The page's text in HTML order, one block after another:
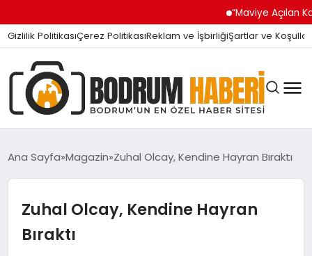
“Maviye Açılan Kapı”
Gizlilik PolitikasıÇerez PolitikasıReklam ve İşbirliğiŞartlar ve Koşullar
SIYASET
Ana Sayfa Magazin Zuhal Olcay, Kendine Hayran Bıraktı
Zuhal Olcay, Kendine Hayran
Bıraktı